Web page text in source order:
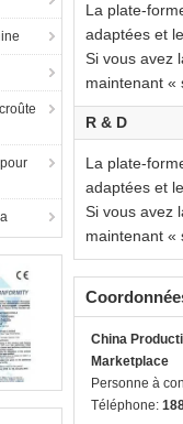
La plate-
adaptées et
Si vous avez
maintenant «
R & D
La plate-
adaptées et
Si vous avez
maintenant «
China
Marketplace
Personne à
Téléphone: